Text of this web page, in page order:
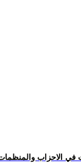
في الاحزاب